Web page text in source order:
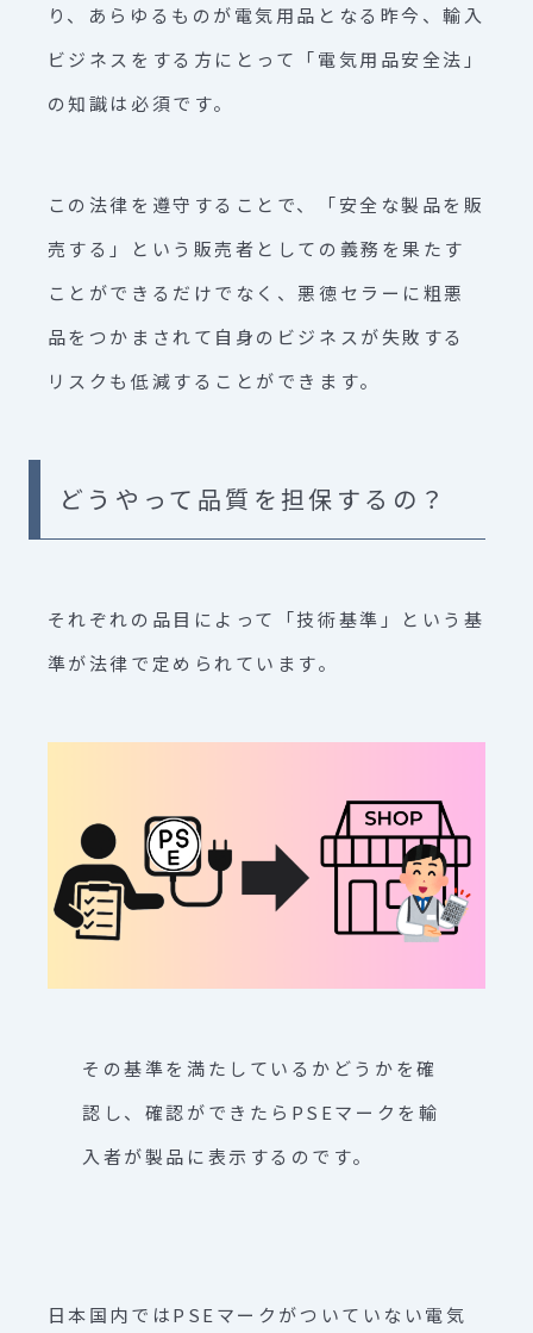
り、あらゆるものが電気用品となる昨今、輸入
ビジネスをする方にとって「電気用品安全法」
の知識は必須です。
この法律を遵守することで、「安全な製品を販
売する」という販売者としての義務を果たす
ことができるだけでなく、悪徳セラーに粗悪
品をつかまされて自身のビジネスが失敗する
リスクも低減することができます。
どうやって品質を担保するの？
それぞれの品目によって「技術基準」という基
準が法律で定められています。
その基準を満たしているかどうかを確
認し、確認ができたらPSEマークを輸
入者が製品に表示するのです。
日本国内ではPSEマークがついていない電気